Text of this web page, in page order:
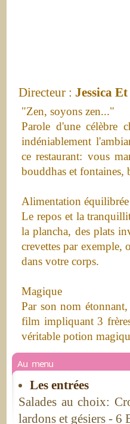
Directeur : Jessica
"Zen, soyons zen..."
Parole d'une célèbre
indéniablement
ce restaurant: vous
bouddhas et fontaines,
Alimentation équilibrée
Le repos et la
la plancha, des plats
crevettes par exemple,
dans votre corps.
Magique
Par son nom
film impliquant 3
véritable potion
Au menu
Les entrées
Salades au choix:
lardons et gésiers - 6